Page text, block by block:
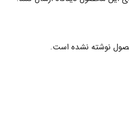
نوشته نشده است.